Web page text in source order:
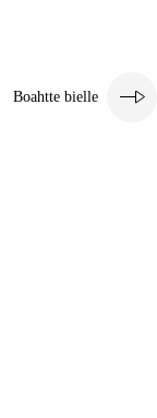
Boahtte bielle